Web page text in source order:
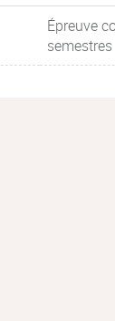
Épreuve
semestres